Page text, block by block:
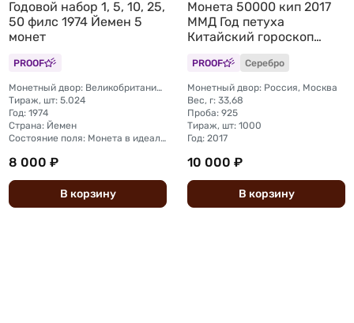
Годовой набор 1, 5, 10, 25,
50 филс 1974 Йемен 5
монет
PROOF
Монетный двор: Великобритания, Ллантризант
Тираж, шт: 5.024
Год: 1974
Страна: Йемен
Состояние поля: Монета в идеальной сохранности
8 000 ₽
В корзину
Монета 50000 кип 2017
ММД Год петуха
Китайский гороскоп
Счастья и удачи Лаос
PROOF Серебро
Монетный двор: Россия, Москва
Вес, г: 33,68
Проба: 925
Тираж, шт: 1000
Год: 2017
10 000 ₽
В корзину